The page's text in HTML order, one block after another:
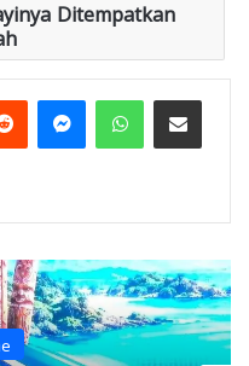
Ditempatkan
Reddit MessengerWhatsAppShare via Email